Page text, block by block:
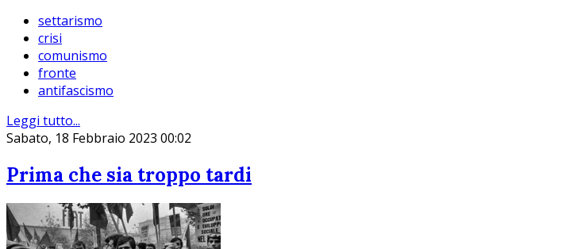
settarismo
crisi
comunismo
fronte
antifascismo
Leggi tutto...
Sabato, 18 Febbraio 2023 00:02
Prima che sia troppo tardi